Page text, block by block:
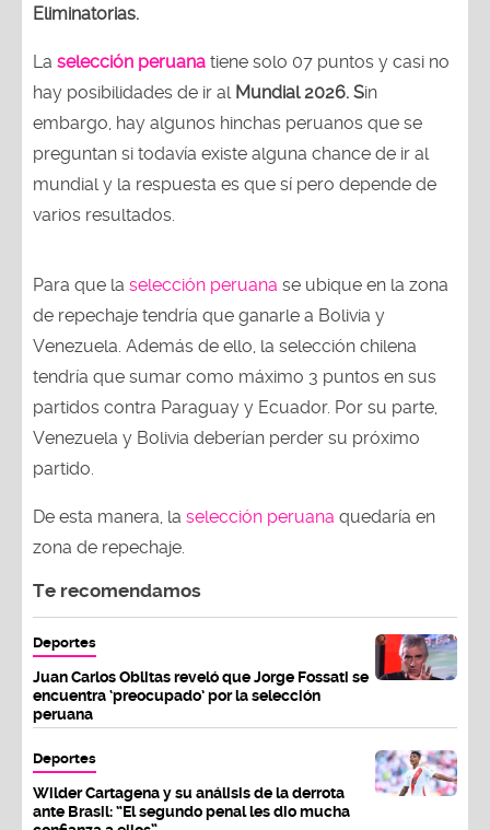
Eliminatorias.
La selección peruana tiene solo 07 puntos y casi no
hay posibilidades de ir al Mundial 2026. Sin
embargo, hay algunos hinchas peruanos que se
preguntan si todavía existe alguna chance de ir al
mundial y la respuesta es que sí pero depende de
varios resultados.
Para que la selección peruana se ubique en la zona
de repechaje tendría que ganarle a Bolivia y
Venezuela. Además de ello, la selección chilena
tendría que sumar como máximo 3 puntos en sus
partidos contra Paraguay y Ecuador. Por su parte,
Venezuela y Bolivia deberían perder su próximo
partido.
De esta manera, la selección peruana quedaría en
zona de repechaje.
Te recomendamos
Deportes
Juan Carlos Oblitas reveló que Jorge Fossati se
encuentra ‘preocupado’ por la selección
peruana
Deportes
Wilder Cartagena y su análisis de la derrota
ante Brasil: “El segundo penal les dio mucha